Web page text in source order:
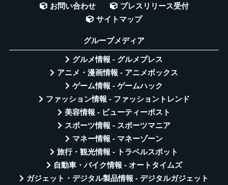
お問い合わせ
プレスリリース受付
サイトマップ
グループメディア
グルメ情報 - グルメプレス
アニメ・漫画情報 - アニメボックス
ゲーム情報 - ゲームハック
ファッション情報 - ファッショントレンド
美容情報 - ビューティーポスト
スポーツ情報 - スポーツマニア
マネー情報 - マネーゾーン
旅行・観光情報 - トラベルスポット
自動車・バイク情報 - オートタイムズ
ガジェット・デジタル製品情報 - デジタルガジェット